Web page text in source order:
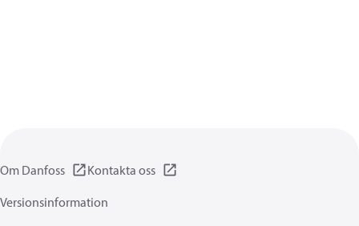
Om Danfoss
Kontakta oss
Versionsinformation